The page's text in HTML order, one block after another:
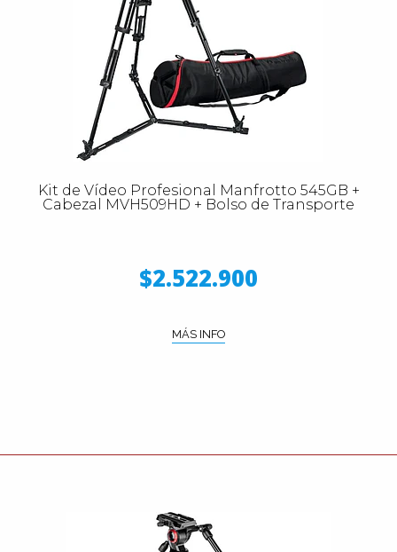
Kit de Vídeo Profesional Manfrotto 545GB +
Cabezal MVH509HD + Bolso de Transporte
$2.522.900
MÁS INFO